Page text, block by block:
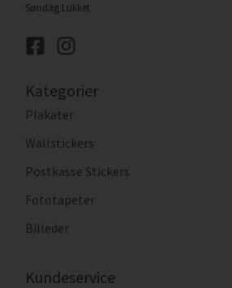
Søndag Lukket
Kategorier
Plakater
Wallstickers
Postkasse Stickers
Fototapeter
Billeder
Kundeservice